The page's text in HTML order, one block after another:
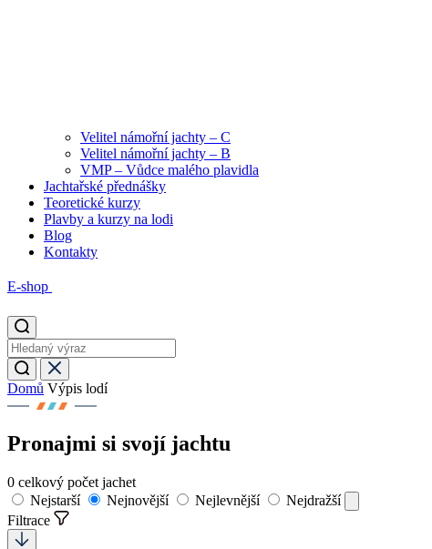
Velitel námořní jachty – C
Velitel námořní jachty – B
VMP – Vůdce malého plavidla
Jachtařské přednášky
Teoretické kurzy
Plavby a kurzy na lodi
Blog
Kontakty
E-shop
Domů Výpis lodí
Pronajmi si svojí jachtu
0 celkový počet jachet
Nejstarší
Nejnovější Nejlevnější
Nejdražší
Filtrace